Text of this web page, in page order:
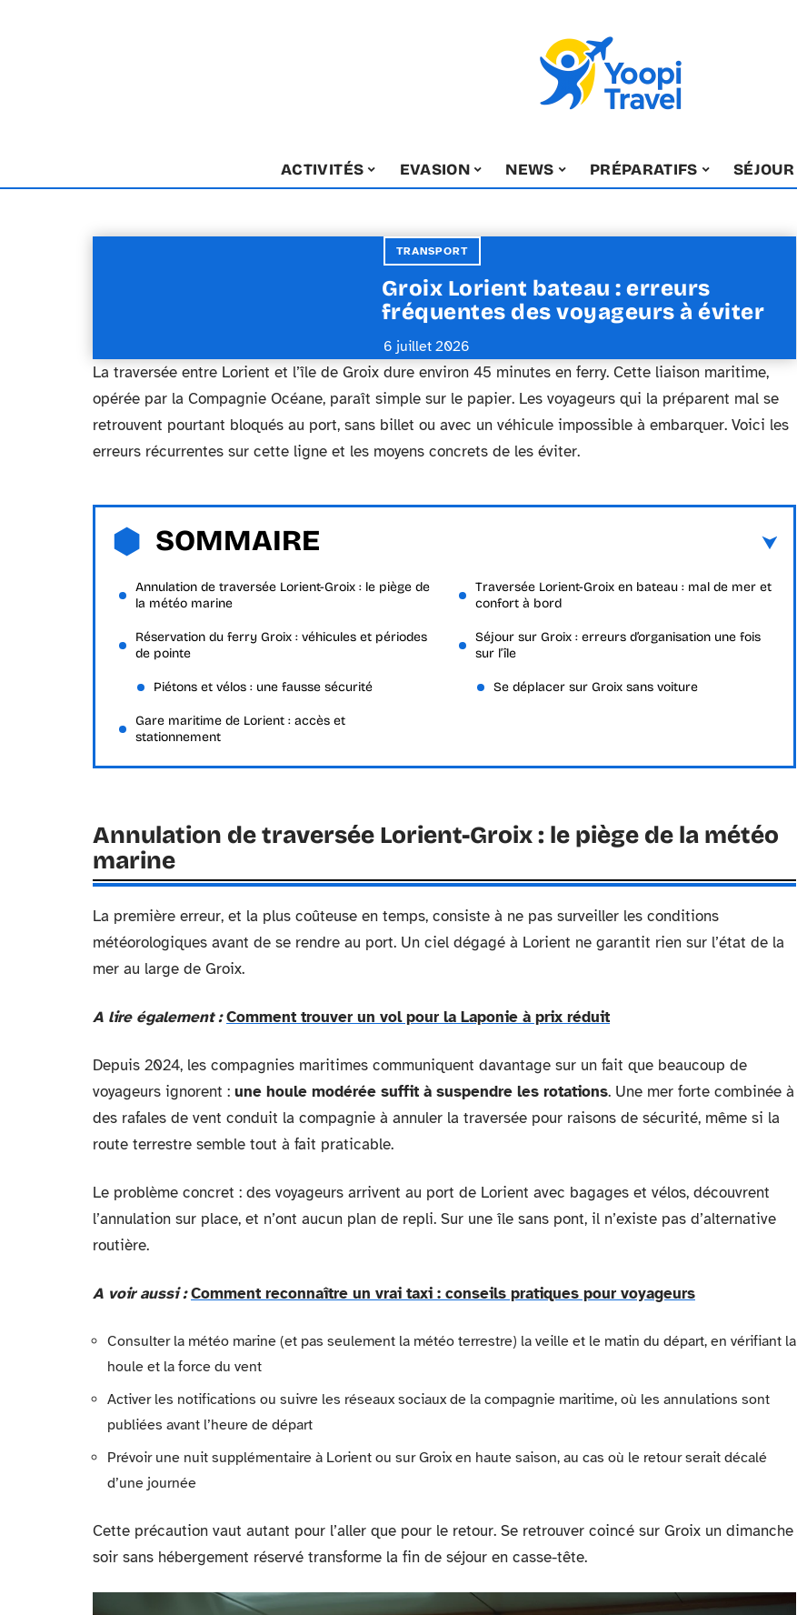
ACTIVITÉS EVASION NEWS PRÉPARATIFS SÉJOUR
TRANSPORT
Groix Lorient bateau : erreurs
fréquentes des voyageurs à éviter
6 juillet 2026
La traversée entre Lorient et l’île de Groix dure environ 45 minutes en ferry. Cette liaison maritime,
opérée par la Compagnie Océane, paraît simple sur le papier. Les voyageurs qui la préparent mal se
retrouvent pourtant bloqués au port, sans billet ou avec un véhicule impossible à embarquer. Voici les
erreurs récurrentes sur cette ligne et les moyens concrets de les éviter.
SOMMAIRE
Annulation de traversée Lorient-Groix : le piège de
la météo marine
Réservation du ferry Groix : véhicules et périodes
de pointe
Piétons et vélos : une fausse sécurité
Gare maritime de Lorient : accès et
stationnement
Traversée Lorient-Groix en bateau : mal de mer et
confort à bord
Séjour sur Groix : erreurs d’organisation une fois
sur l’île
Se déplacer sur Groix sans voiture
Annulation de traversée Lorient-Groix : le piège de la météo
marine
La première erreur, et la plus coûteuse en temps, consiste à ne pas surveiller les conditions
météorologiques avant de se rendre au port. Un ciel dégagé à Lorient ne garantit rien sur l’état de la
mer au large de Groix.
A lire également : Comment trouver un vol pour la Laponie à prix réduit
Depuis 2024, les compagnies maritimes communiquent davantage sur un fait que beaucoup de
voyageurs ignorent : une houle modérée suffit à suspendre les rotations. Une mer forte combinée à
des rafales de vent conduit la compagnie à annuler la traversée pour raisons de sécurité, même si la
route terrestre semble tout à fait praticable.
Le problème concret : des voyageurs arrivent au port de Lorient avec bagages et vélos, découvrent
l’annulation sur place, et n’ont aucun plan de repli. Sur une île sans pont, il n’existe pas d’alternative
routière.
A voir aussi : Comment reconnaître un vrai taxi : conseils pratiques pour voyageurs
Consulter la météo marine (et pas seulement la météo terrestre) la veille et le matin du départ, en vérifiant la
houle et la force du vent
Activer les notifications ou suivre les réseaux sociaux de la compagnie maritime, où les annulations sont
publiées avant l’heure de départ
Prévoir une nuit supplémentaire à Lorient ou sur Groix en haute saison, au cas où le retour serait décalé
d’une journée
Cette précaution vaut autant pour l’aller que pour le retour. Se retrouver coincé sur Groix un dimanche
soir sans hébergement réservé transforme la fin de séjour en casse-tête.